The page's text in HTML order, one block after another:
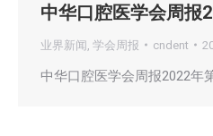
中华口腔医学会周报
业界新闻 学会周报 cndent
中华口腔医学会周报2022年